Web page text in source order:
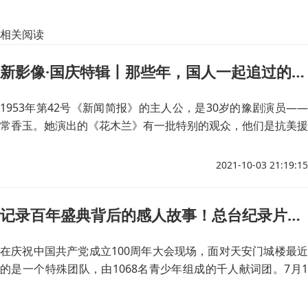
相关阅读
新影像·国庆特辑丨那些年，国人一起追过的时代偶像——常香玉
1953年第42号《新闻简报》的主人公，是30岁的豫剧演员——
常香玉。她演出的《花木兰》有一批特别的观众，他们是抗美援
2021-10-03 21:19:15
记录百年盛典背后的感人故事！总台纪录片《新的启航——百年礼赞》播出
在庆祝中国共产党成立100周年大会现场，面对天安门城楼最近
的是一个特殊团队，由1068名青少年组成的千人献词团。7月1